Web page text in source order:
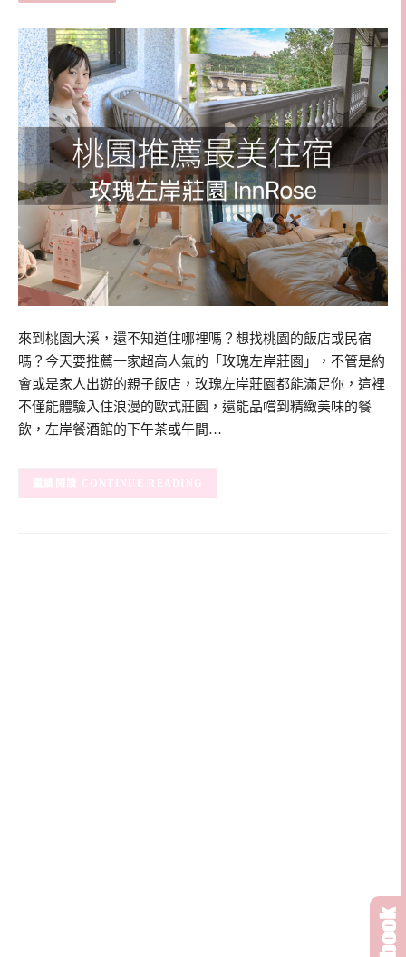
來到桃園大溪，還不知道住哪裡嗎？想找桃園的飯店或民宿
嗎？今天要推薦一家超高人氣的「玫瑰左岸莊園」，不管是約
會或是家人出遊的親子飯店，玫瑰左岸莊園都能滿足你，這裡
不僅能體驗入住浪漫的歐式莊園，還能品嚐到精緻美味的餐
飲，左岸餐酒館的下午茶或午間…
CONTINUE READING